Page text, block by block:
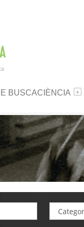
BUSCACIÈNCIA